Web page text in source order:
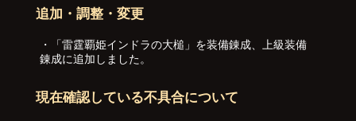
追加・調整・変更
・「雷霆覇姫インドラの大槌」を装備錬成、上級装備
錬成に追加しました。
現在確認している不具合について